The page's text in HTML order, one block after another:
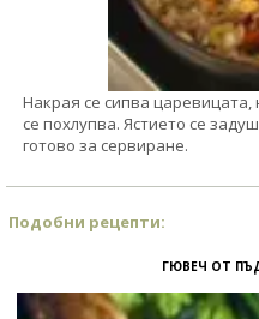
Накрая се сипва
се похлупва. Ястието се
готово за сервиране.
Подобни рецепти:
ГЮВЕЧ ОТ